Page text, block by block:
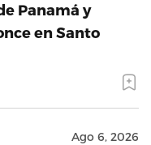
Panamá y
en Santo
Ago 6, 2026